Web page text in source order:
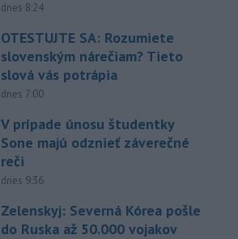
dnes 8:24
OTESTUJTE SA: Rozumiete
slovenským nárečiam? Tieto
slová vás potrápia
dnes 7:00
V prípade únosu študentky
Sone majú odznieť záverečné
reči
dnes 9:36
Zelenskyj: Severná Kórea pošle
do Ruska až 50.000 vojakov